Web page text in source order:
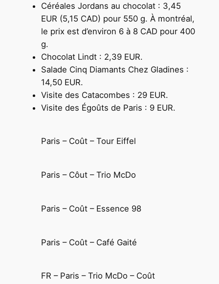
Céréales Jordans au chocolat : 3,45
EUR (5,15 CAD) pour 550 g. À montréal,
le prix est d’environ 6 à 8 CAD pour 400
g.
Chocolat Lindt : 2,39 EUR.
Salade Cinq Diamants Chez Gladines :
14,50 EUR.
Visite des Catacombes : 29 EUR.
Visite des Égoûts de Paris : 9 EUR.
Paris – Coût – Tour Eiffel
Paris – Côut – Trio McDo
Paris – Coût – Essence 98
Paris – Coût – Café Gaité
FR – Paris – Trio McDo – Coût